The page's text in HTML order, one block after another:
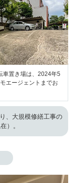
車置き場は、2024年5
エージェントまでお
、大規模修繕工事の
）。